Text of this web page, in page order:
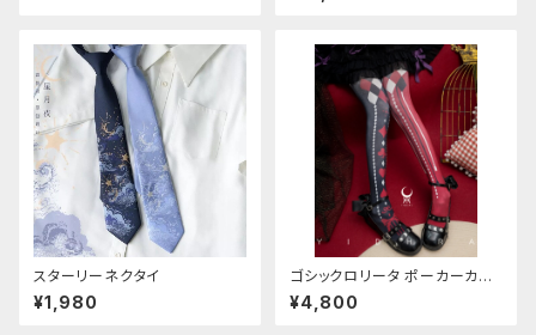
スターリーネクタイ
¥1,980
ゴシックロリータ ポーカーカー
ド柄 プリントタイツ
¥4,800